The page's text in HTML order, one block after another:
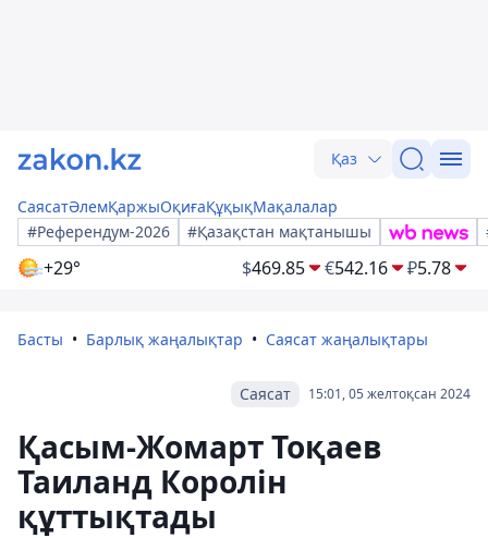
Қаз
СаясатӘлемҚаржыОқиғаҚұқықМақалалар
#Референдум-2026
#Қазақстан мақтанышы
+29° $469.85 €542.16 ₽5.78
Басты Барлық жаңалықтар Саясат жаңалықтары
15:01, 05 желтоқсан 2024
Саясат
Қасым-Жомарт Тоқаев
Таиланд Королін
құттықтады